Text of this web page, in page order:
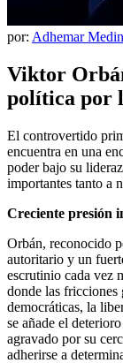
por: Adhemar
Viktor
política por
El controvertido
encuentra en una
poder bajo su
importantes tanto a
Creciente presión
Orbán, reconocido
autoritario y un
escrutinio cada vez
donde las fricciones
democráticas, la
se añade el
agravado por su
adherirse a